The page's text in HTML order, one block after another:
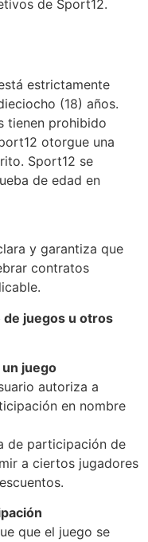
de Sport12.
estrictamente
(18) años.
tienen prohibido
otorgue una
Sport12 se
de edad en
y garantiza que
contratos
de juegos u otros
juego
autoriza a
en nombre
de participación de
a ciertos jugadores
que el juego se